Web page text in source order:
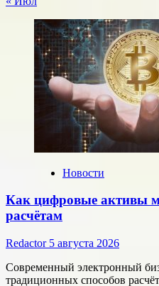
Новости
Как цифровые активы
расчётам
Redactor 5 августа 2026
Современный электронный
традиционных способов